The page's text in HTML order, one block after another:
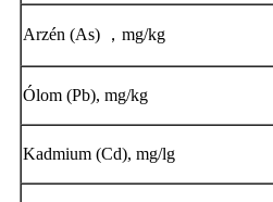
Arzén (As) ，mg/kg
Ólom (Pb), mg/kg
Kadmium (Cd), mg/lg